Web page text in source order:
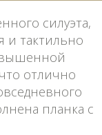
силуэта,
и тактильно
отлично
планка с